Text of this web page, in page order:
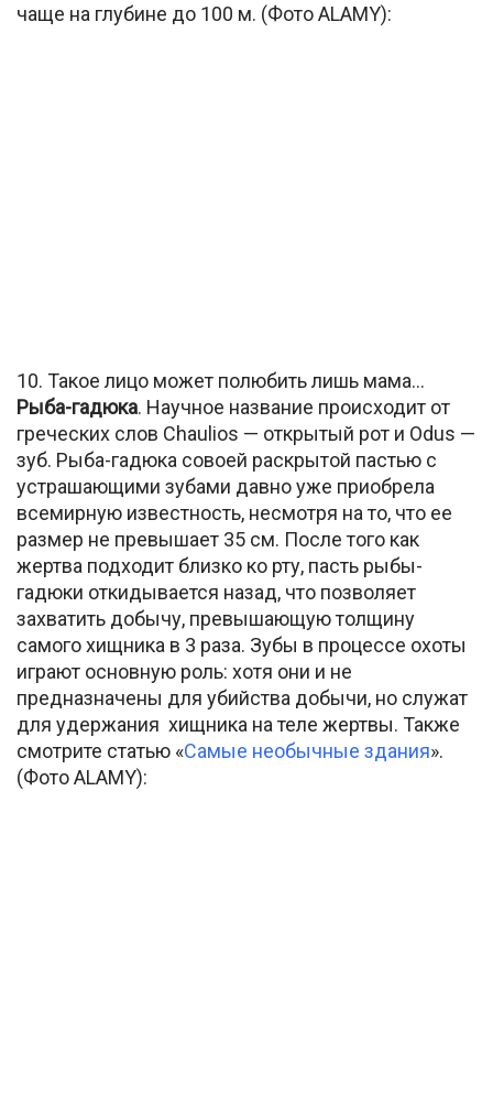
чаще на глубине до 100 м. (Фото ALAMY):
10. Такое лицо может полюбить лишь мама…
Рыба-гадюка. Научное название происходит от
греческих слов Chaulios — открытый рот и Odus —
зуб. Рыба-гадюка совоей раскрытой пастью с
устрашающими зубами давно уже приобрела
всемирную известность, несмотря на то, что ее
размер не превышает 35 см. После того как
жертва подходит близко ко рту, пасть рыбы-
гадюки откидывается назад, что позволяет
захватить добычу, превышающую толщину
самого хищника в 3 раза. Зубы в процессе охоты
играют основную роль: хотя они и не
предназначены для убийства добычи, но служат
для удержания хищника на теле жертвы. Также
смотрите статью «Самые необычные здания».
(Фото ALAMY):